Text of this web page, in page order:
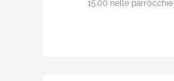
15.00 nelle parrocchie...